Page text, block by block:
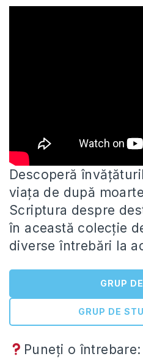
Descoperă
viața de după
Scriptura despre
în această colecție
diverse întrebări la
GRUP
GRUP DE
Puneți o întrebare: